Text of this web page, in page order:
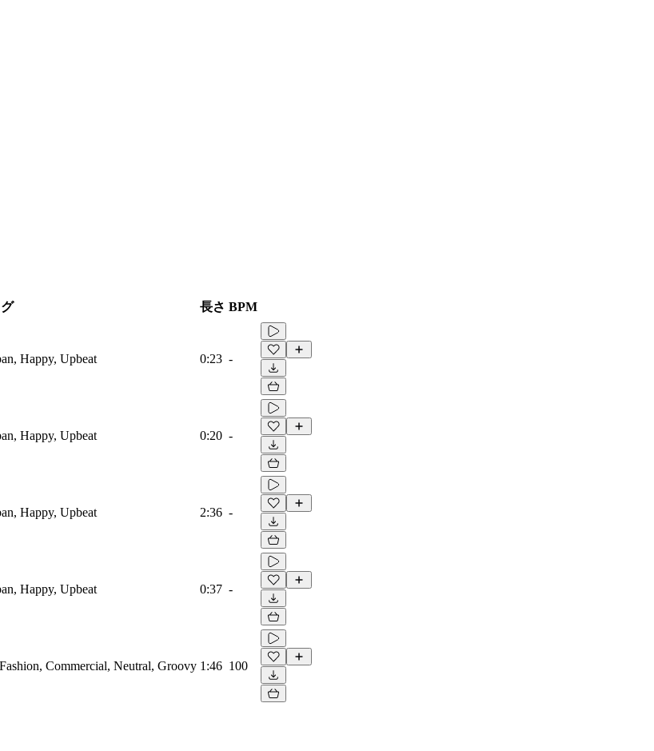
長さ BPM
Happy, Upbeat 0:23 -
Happy, Upbeat 0:20 -
Happy, Upbeat 2:36 -
Happy, Upbeat 0:37 -
Commercial, Neutral, Groovy 1:46 100